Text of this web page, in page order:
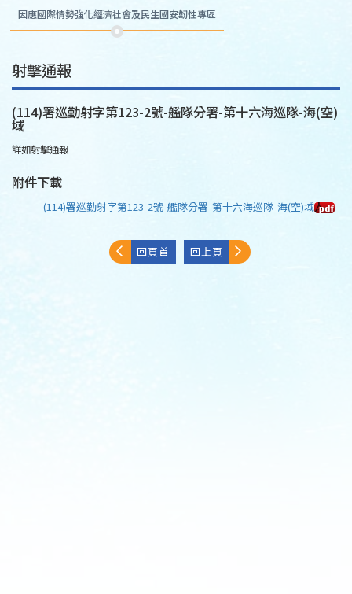
因應國際情勢強化經濟社會及民生國安韌性專區
射擊通報
(114)署巡勤射字第123-2號-艦隊分署-第十六海巡隊-海(空)
域
詳如射擊通報
附件下載
(114)署巡勤射字第123-2號-艦隊分署-第十六海巡隊-海(空)域
回頁首 回上頁